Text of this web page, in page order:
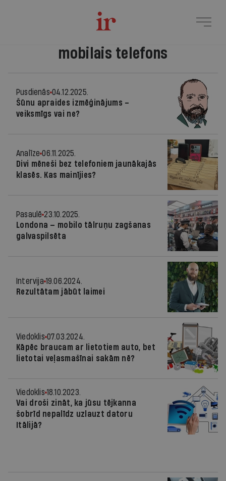
mobilais telefons
Pusdienās 04.12.2025.
Šūnu apraides izmēģinājums –
veiksmīgs vai ne?
Analīze 06.11.2025.
Divi mēneši bez telefoniem jaunākajās
klasēs. Kas mainījies?
Pasaulē 23.10.2025.
Londona — mobilo tālruņu zagšanas
galvaspilsēta
Intervija 19.06.2024.
Rezultātam jābūt laimei
Viedoklis 07.03.2024.
Kāpēc braucam ar lietotiem auto, bet
lietotai veļasmašīnai sakām nē?
Viedoklis 18.10.2023.
Vai droši zināt, ka jūsu tējkanna
šobrīd nepalīdz uzlauzt datoru
Itālijā?